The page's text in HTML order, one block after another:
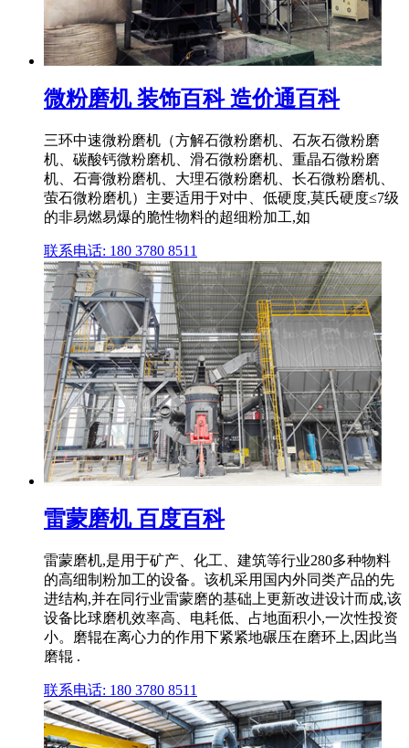
微粉磨机 装饰百科 造价通百科
三环中速微粉磨机（方解石微粉磨机、石灰石微粉磨
机、碳酸钙微粉磨机、滑石微粉磨机、重晶石微粉磨
机、石膏微粉磨机、大理石微粉磨机、长石微粉磨机、
萤石微粉磨机）主要适用于对中、低硬度,莫氏硬度≤7级
的非易燃易爆的脆性物料的超细粉加工,如
联系电话: 180 3780 8511
雷蒙磨机 百度百科
雷蒙磨机,是用于矿产、化工、建筑等行业280多种物料
的高细制粉加工的设备。该机采用国内外同类产品的先
进结构,并在同行业雷蒙磨的基础上更新改进设计而成,该
设备比球磨机效率高、电耗低、占地面积小,一次性投资
小。磨辊在离心力的作用下紧紧地碾压在磨环上,因此当
磨辊 .
联系电话: 180 3780 8511